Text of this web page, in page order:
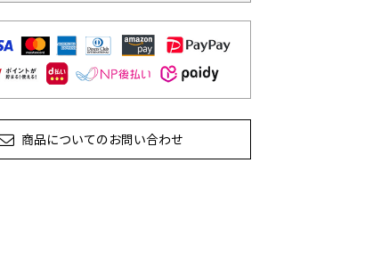
商品についてのお問い合わせ